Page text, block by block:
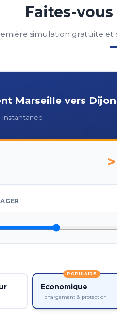
Faites-
simulation gratuite
Marseille vers Dijon
instantanée
>
POPULAIRE
Economique
+ chargement & protection